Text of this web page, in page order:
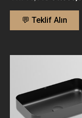
💬 Teklif Alın